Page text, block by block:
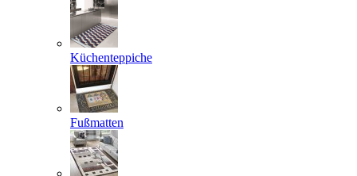
Küchenteppiche
Fußmatten